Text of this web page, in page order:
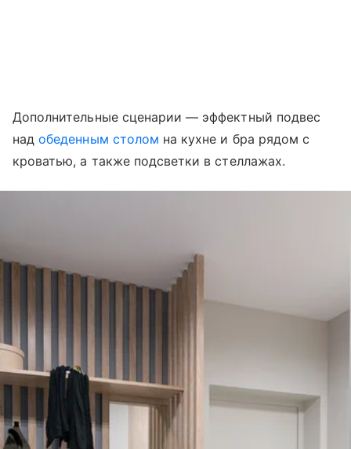
Дополнительные сценарии — эффектный подвес
надобеденным столом на кухне и бра рядом с
кроватью, а также подсветки в стеллажах.